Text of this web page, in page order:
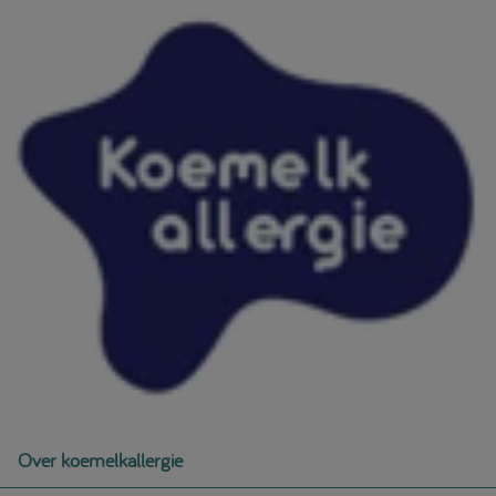
Over koemelkallergie